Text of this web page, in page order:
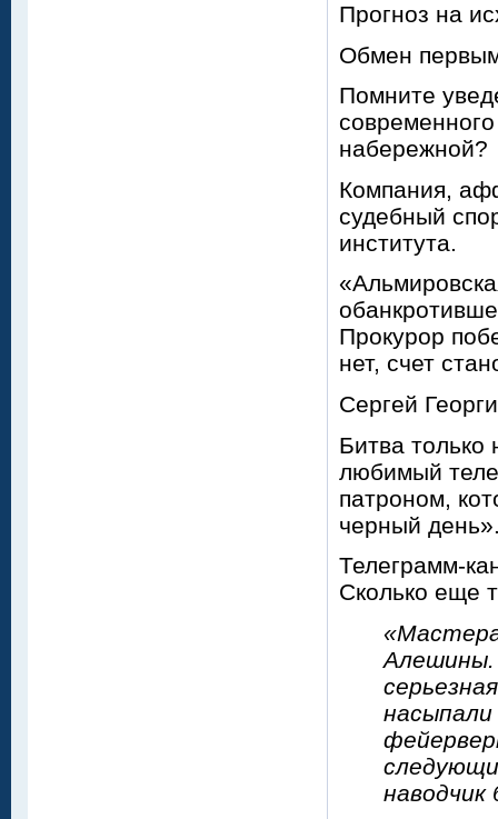
Прогноз на
Обмен
Помните
набережной?
Компания,
судебный
института.
Прокурор
нет, счет
Сергей
Битва
любимый
патроном,
черный
Телеграмм-
Сколько еще
Алешины.
наводчик